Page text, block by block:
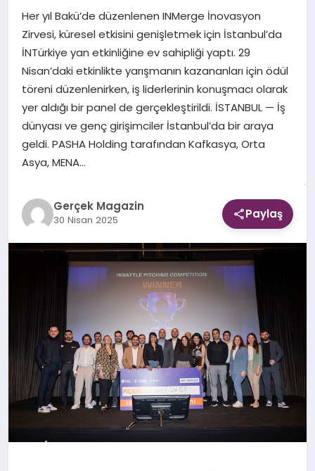
SIYASET
EKONOMI
DÜNYA
Her yıl Bakü’de düzenlenen INMerge İnovasyon
Zirvesi, küresel etkisini genişletmek için İstanbul’da
İNTürkiye yan etkinliğine ev sahipliği yaptı. 29
Nisan’daki etkinlikte yarışmanın kazananları için ödül
töreni düzenlenirken, iş liderlerinin konuşmacı olarak
yer aldığı bir panel de gerçekleştirildi. İSTANBUL — İş
dünyası ve genç girişimciler İstanbul’da bir araya
geldi. PASHA Holding tarafından Kafkasya, Orta
Asya, MENA…
Gerçek Magazin
30 Nisan 2025 Paylaş